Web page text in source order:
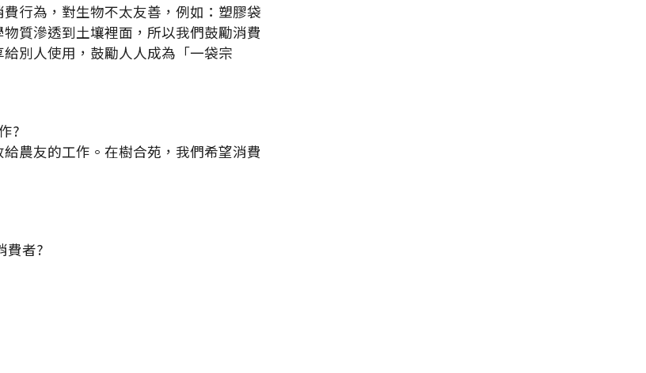
行為，對生物不太友善，例如：塑膠袋
質滲透到土壤裡面，所以我們鼓勵消費
別人使用，鼓勵人人成為「一袋宗
?
農友的工作。在樹合苑，我們希望消費
費者?